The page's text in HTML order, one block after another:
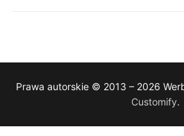
Prawa autorskie © 2013 – 2026
Customify.